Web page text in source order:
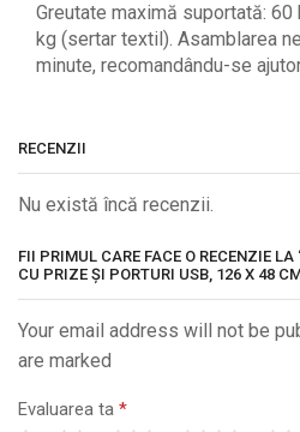
Greutate maximă suportată:
kg (sertar textil). Asamblarea
minute, recomandându-se
RECENZII
Nu există încă recenzii.
FII PRIMUL CARE FACE O RECENZIE LA
CU PRIZE ȘI PORTURI USB, 126 X 48
Your email address will not be
are marked
Evaluarea ta *